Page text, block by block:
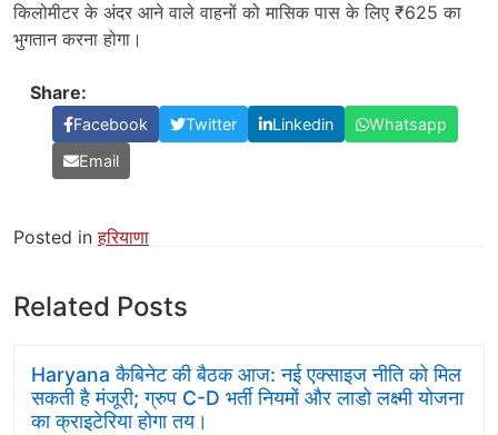
किलोमीटर के अंदर आने वाले वाहनों को मासिक पास के लिए ₹625 का
भुगतान करना होगा।
Share:
Facebook Twitter Linkedin
Whatsapp
Email
Posted inहरियाणा
Related Posts
Haryana कैबिनेट की बैठक आज: नई एक्साइज नीति को मिल
सकती है मंजूरी; ग्रुप C-D भर्ती नियमों और लाडो लक्ष्मी योजना
का क्राइटेरिया होगा तय।